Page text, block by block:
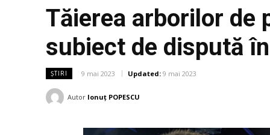
Tăierea arborilor de
subiect de dispută
ȘTIRI 9 mai 2023 Updated: 9 mai 2023
Autor Ionuț POPESCU